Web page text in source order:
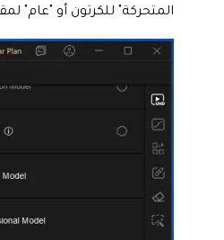
المتحركة" للكرتون أو "عام"